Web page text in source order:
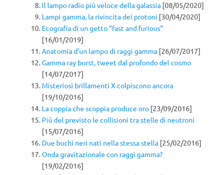
Il lampo radio più veloce della galassia [08/05/2020]
Lampi gamma, la rivincita dei protoni [30/04/2020]
Ecografia di un getto “fast and furious”
[16/01/2019]
Anatomia d’un lampo di raggi gamma [26/07/2017]
Gamma ray burst, tweet dal profondo del cosmo
[14/07/2017]
Misteriosi brillamenti X colpiscono ancora
[19/10/2016]
La coppia che scoppia produce oro [23/09/2016]
Più del previsto le collisioni tra stelle di neutroni
[15/07/2016]
Due buchi neri nati nella stessa stella [25/02/2016]
Onda gravitazionale con raggi gamma?
[19/02/2016]